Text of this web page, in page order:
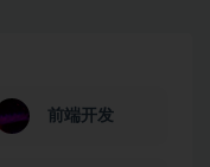
前端开发